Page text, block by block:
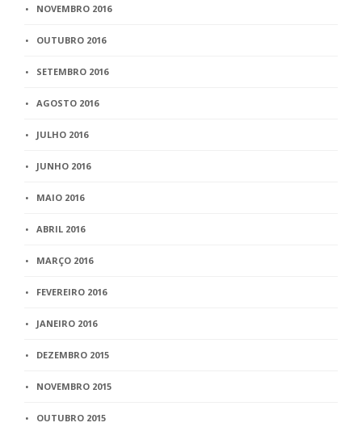
NOVEMBRO 2016
OUTUBRO 2016
SETEMBRO 2016
AGOSTO 2016
JULHO 2016
JUNHO 2016
MAIO 2016
ABRIL 2016
MARÇO 2016
FEVEREIRO 2016
JANEIRO 2016
DEZEMBRO 2015
NOVEMBRO 2015
OUTUBRO 2015